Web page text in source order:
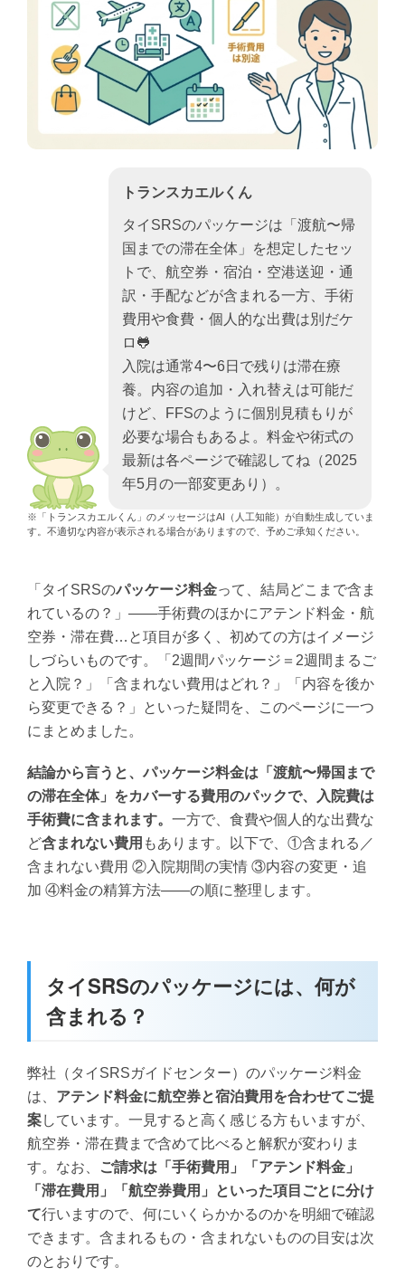
トランスカエルくん
タイSRSのパッケージは「渡航〜帰
国までの滞在全体」を想定したセッ
トで、航空券・宿泊・空港送迎・通
訳・手配などが含まれる一方、手術
費用や食費・個人的な出費は別だケ
ロ🐸
入院は通常4〜6日で残りは滞在療
養。内容の追加・入れ替えは可能だ
けど、FFSのように個別見積もりが
必要な場合もあるよ。料金や術式の
最新は各ページで確認してね（2025
年5月の一部変更あり）。
※「トランスカエルくん」のメッセージはAI（人工知能）が自動生成していま
す。不適切な内容が表示される場合がありますので、予めご承知ください。
「タイSRSのパッケージ料金って、結局どこまで含ま
れているの？」——手術費のほかにアテンド料金・航
空券・滞在費…と項目が多く、初めての方はイメージ
しづらいものです。「2週間パッケージ＝2週間まるご
と入院？」「含まれない費用はどれ？」「内容を後か
ら変更できる？」といった疑問を、このページに一つ
にまとめました。
結論から言うと、パッケージ料金は「渡航〜帰国まで
の滞在全体」をカバーする費用のパックで、入院費は
手術費に含まれます。 一方で、食費や個人的な出費な
ど含まれない費用 もあります。以下で、①含まれる／
含まれない費用 ②入院期間の実情 ③内容の変更・追
加 ④料金の精算方法——の順に整理します。
タイSRSのパッケージには、何が
含まれる？
弊社（タイSRSガイドセンター）のパッケージ料金
は、 アテンド料金に航空券と宿泊費用を合わせてご提
案しています。一見すると高く感じる方もいますが、
航空券・滞在費まで含めて比べると解釈が変わりま
す。なお、
ご請求は「手術費用」「アテンド料金」
「滞在費用」「航空券費用」といった項目ごとに分け
て行いますので、何にいくらかかるのかを明細で確認
できます。含まれるもの・含まれないものの目安は次
のとおりです。